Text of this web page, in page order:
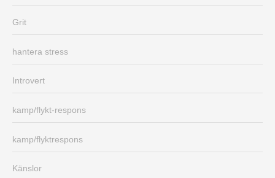
Grit
hantera stress
Introvert
kamp/flykt-respons
kamp/flyktrespons
Känslor